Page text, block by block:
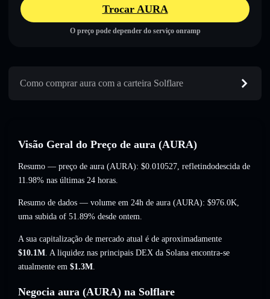
Trocar AURA
O preço pode depender do serviço onramp
Como comprar aura com a carteira Solflare
Visão Geral do Preço de aura (AURA)
Resumo — preço de aura (AURA): $0.010527, refletindodescida de
11.98% nas últimas 24 horas.
Resumo de dados — volume em 24h de aura (AURA): $976.0K,
uma subida of 51.89% desde ontem.
A sua capitalização de mercado atual é de aproximadamente
$10.1M. A liquidez nas principais DEX da Solana encontra-se
atualmente em $1.3M.
Negocia aura (AURA) na Solflare